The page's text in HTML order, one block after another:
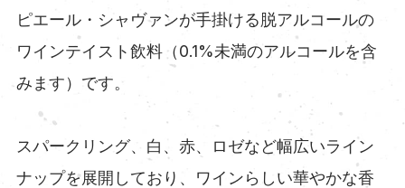
ピエール・シャヴァンが手掛ける脱アルコールの
ワインテイスト飲料（0.1%未満のアルコールを含
みます）です。
スパークリング、白、赤、ロゼなど幅広いライン
ナップを展開しており、ワインらしい華やかな香